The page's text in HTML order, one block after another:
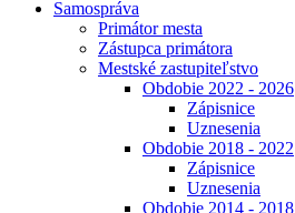
Samospráva
Primátor mesta
Zástupca primátora
Mestské zastupiteľstvo
Obdobie 2022 - 2026
Zápisnice
Uznesenia
Obdobie 2018 - 2022
Zápisnice
Uznesenia
Obdobie 2014 - 2018